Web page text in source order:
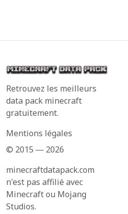
Retrouvez les meilleurs
data pack minecraft
gratuitement.
Mentions légales
© 2015 ― 2026
minecraftdatapack.com
n'est pas affilié avec
Minecraft ou Mojang
Studios.